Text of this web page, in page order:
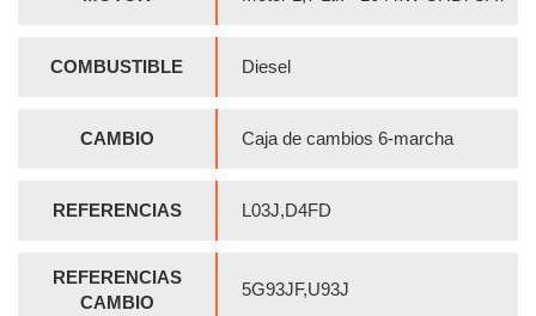
COMBUSTIBLE Diesel
CAMBIO Caja de cambios 6-marcha
REFERENCIAS L03J,D4FD
REFERENCIAS
CAMBIO
5G93JF,U93J